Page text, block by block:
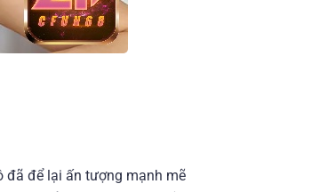
đã để lại ấn tượng mạnh mẽ